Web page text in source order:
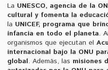
La UNESCO, agencia de la
cultural y fomenta la
la UNICEF, programa que
infancia en todo el planeta.
organismos que ejecutan el
internacional bajo la ONU
global. Además, las misiones